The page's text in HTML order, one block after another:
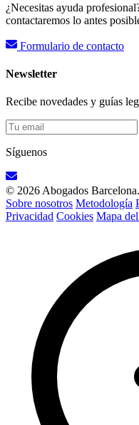
¿Necesitas ayuda
contactaremos lo antes
Formulario de contacto
Newsletter
Recibe novedades y guías
Síguenos
© 2026 Abogados
Sobre nosotros Metodología
Privacidad Cookies Mapa